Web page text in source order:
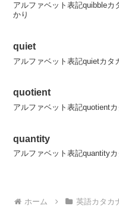
アルファベット表記quibble
かり
quiet
アルファベット表記quietカタ
quotient
アルファベット表記quotient
quantity
アルファベット表記quantity
ホーム 英語カタカ